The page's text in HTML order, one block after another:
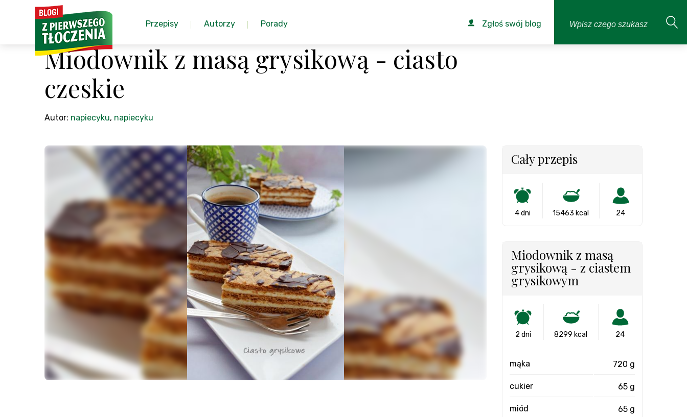
Przepisy Autorzy Porady Zgłoś swój blog
Miodownik z masą grysikową - ciasto
czeskie
Autor: napiecyku, napiecyku
Cały przepis
4 dni 15463 kcal 24
Miodownik z masą
grysikową - z ciastem
grysikowym
2 dni 8299 kcal 24
mąka 720 g
cukier 65 g
miód 65 g